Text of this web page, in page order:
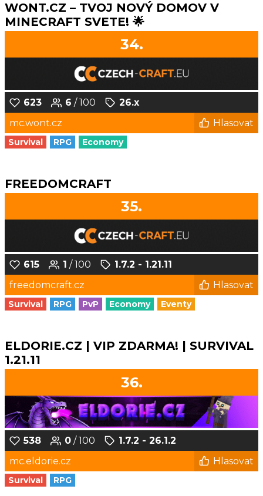
WONT.CZ – TVOJ NOVÝ DOMOV V
MINECRAFT SVETE! 🌟
34.
623 6 / 100
26.x
mc.wont.cz
Hlasovat
Survival RPG Economy
FREEDOMCRAFT
35.
615 1 / 100
1.7.2 - 1.21.11
freedomcraft.cz
Hlasovat
Survival RPG PvP Economy Eventy
ELDORIE.CZ | VIP ZDARMA! | SURVIVAL
1.21.11
36.
538 0 / 100
1.7.2 - 26.1.2
mc.eldorie.cz
Hlasovat
Survival RPG